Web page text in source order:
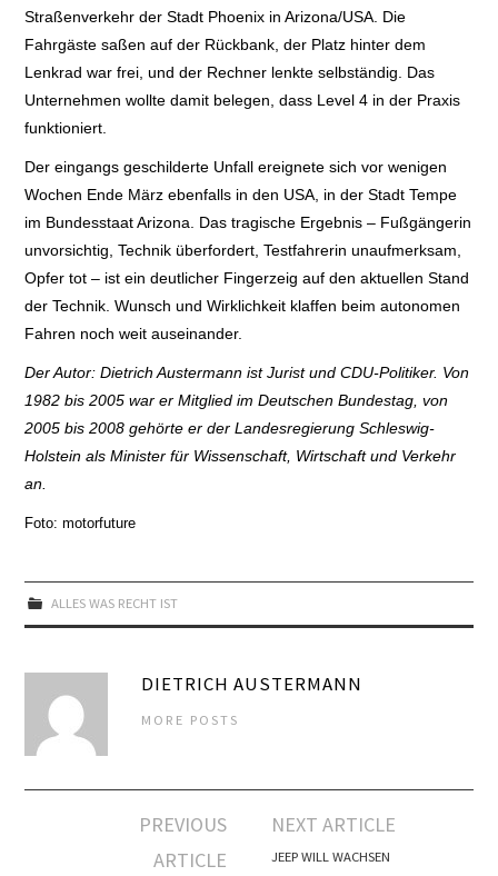
Straßenverkehr der Stadt Phoenix in Arizona/USA. Die
Fahrgäste saßen auf der Rückbank, der Platz hinter dem
Lenkrad war frei, und der Rechner lenkte selbständig. Das
Unternehmen wollte damit belegen, dass Level 4 in der Praxis
funktioniert.
Der eingangs geschilderte Unfall ereignete sich vor wenigen
Wochen Ende März ebenfalls in den USA, in der Stadt Tempe
im Bundesstaat Arizona. Das tragische Ergebnis – Fußgängerin
unvorsichtig, Technik überfordert, Testfahrerin unaufmerksam,
Opfer tot – ist ein deutlicher Fingerzeig auf den aktuellen Stand
der Technik. Wunsch und Wirklichkeit klaffen beim autonomen
Fahren noch weit auseinander.
Der Autor: Dietrich Austermann ist Jurist und CDU-Politiker. Von
1982 bis 2005 war er Mitglied im Deutschen Bundestag, von
2005 bis 2008 gehörte er der Landesregierung Schleswig-
Holstein als Minister für Wissenschaft, Wirtschaft und Verkehr
an.
Foto: motorfuture
ALLES WAS RECHT IST
DIETRICH AUSTERMANN
MORE POSTS
Navigation
PREVIOUS
ARTICLE
NEXT ARTICLE
JEEP WILL WACHSEN